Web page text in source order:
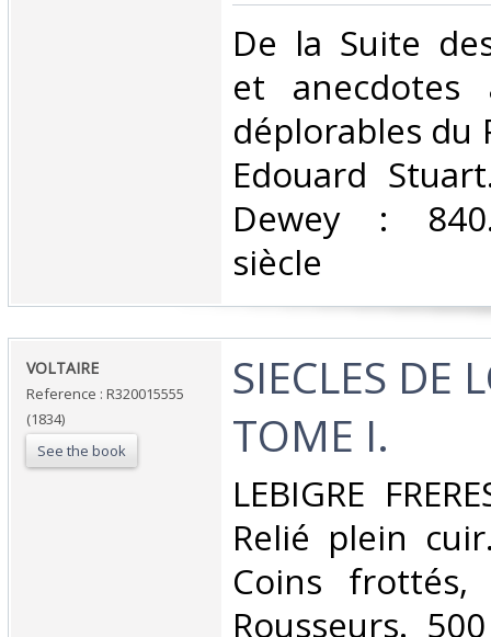
‎De la Suite
et anecdotes
déplorables du
Edouard
Dewey :
siècle‎
‎VOLTAIRE‎
Reference : R320015555
(1834)
See the book
‎SIECLES DE
TOME I.‎
‎LEBIGRE
Relié plein
Coins frottés,
Rousseurs.